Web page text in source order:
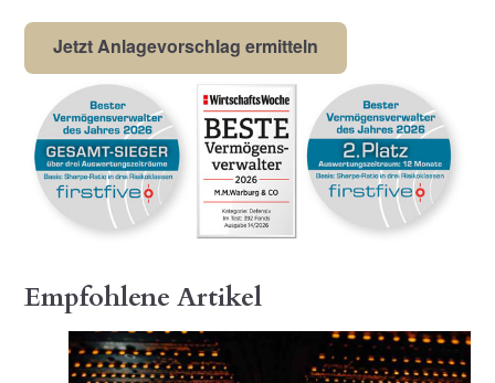
Jetzt Anlagevorschlag ermitteln
Empfohlene Artikel